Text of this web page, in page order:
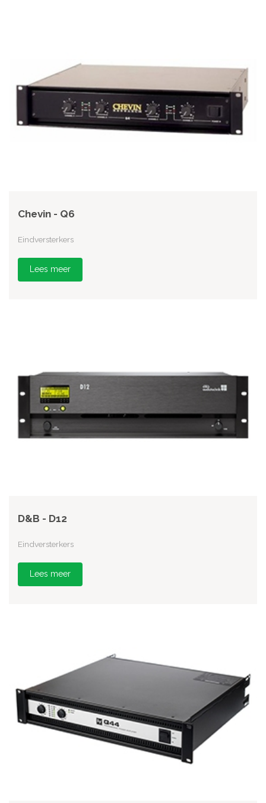
Chevin - Q6
Eindversterkers
Lees meer
D&B - D12
Eindversterkers
Lees meer